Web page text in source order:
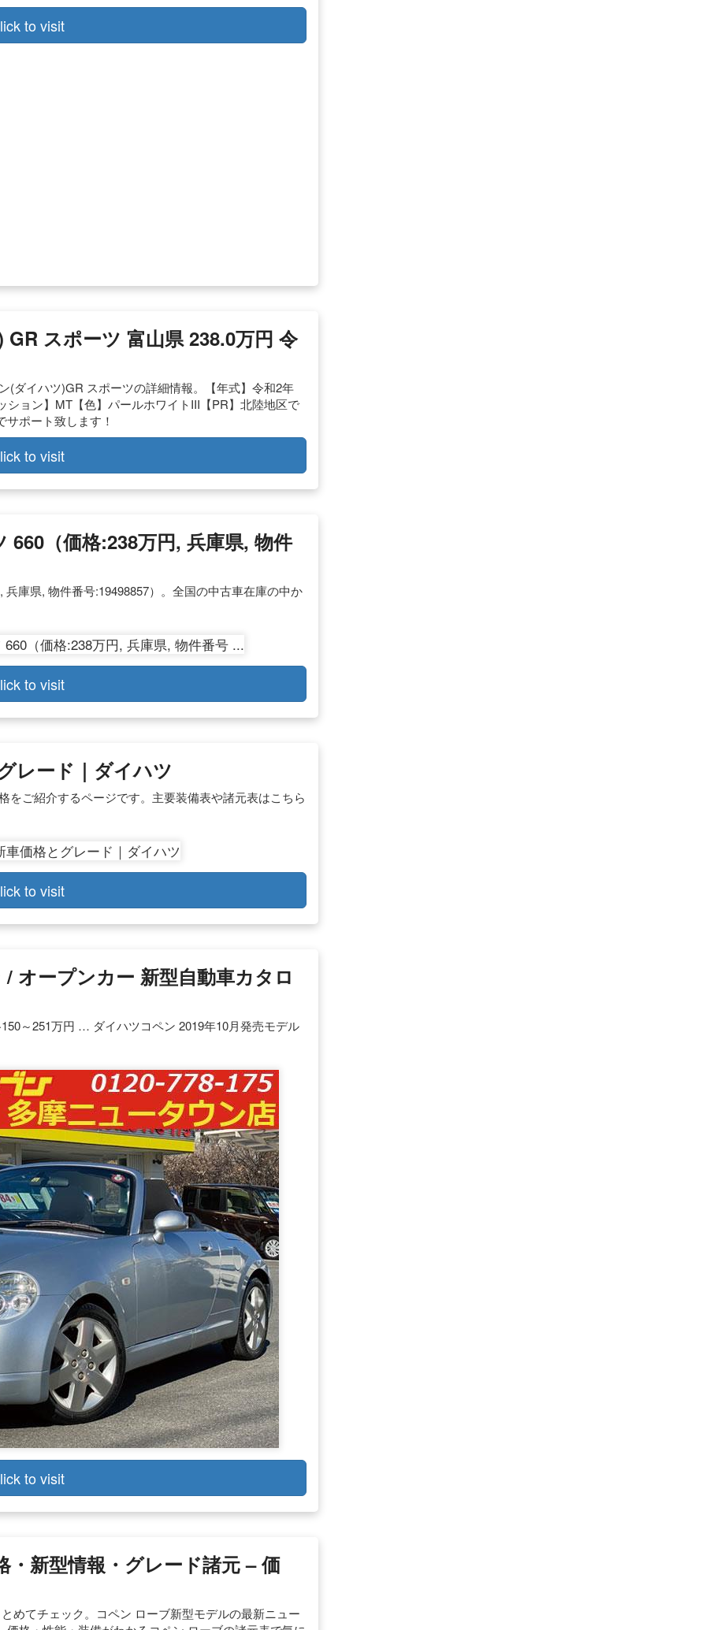
to visit
スポーツ 富山県 238.0万円 令
(ダイハツ)GR スポーツの詳細情報。【年式】令和2年
ション】MT【色】パールホワイトIII【PR】北陸地区で
ポート致します！
to visit
（価格:238万円, 兵庫県, 物件
庫県, 物件番号:19498857）。全国の中古車在庫の中か
to visit
レード｜ダイハツ
をご紹介するページです。主要装備表や諸元表はこちら
to visit
オープンカー 新型自動車カタロ
～251万円 … ダイハツコペン 2019年10月発売モデル
to visit
新型情報・グレード諸元 – 価
めてチェック。コペン ローブ新型モデルの最新ニュー